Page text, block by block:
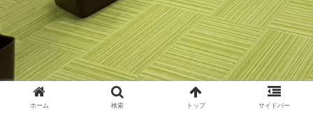
ホーム 検索 トップ サイドバー